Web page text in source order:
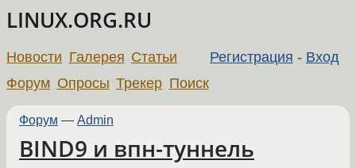
LINUX.ORG.RU
Регистрация - Вход
Новости Галерея Статьи
Форум Опросы Трекер Поиск
Форум — Admin
BIND9 и впн-туннель